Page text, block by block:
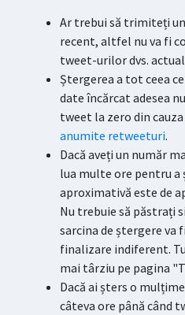
Ar trebui să trimiteți
recent, altfel nu va fi
tweet-urilor dvs.
Ștergerea a tot ceea
date încărcat adesea
tweet la zero din cauza
anumite retweeturi.
Dacă aveți un număr
lua multe ore pentru
aproximativă este de
Nu trebuie să păstrați
sarcina de ștergere va
finalizare indiferent.
mai târziu pe pagina
Dacă ai șters o
câteva ore până când